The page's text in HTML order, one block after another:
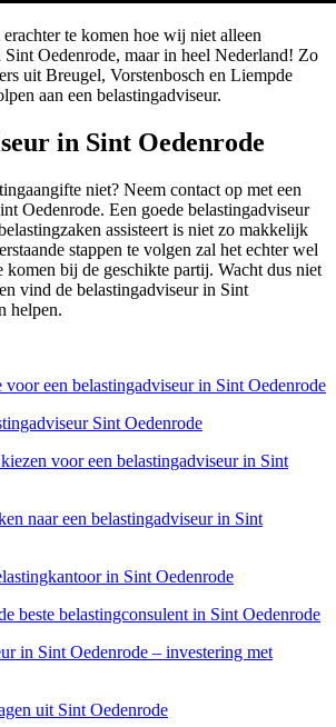
te komen hoe wij niet alleen
Sint Oedenrode, maar in heel Nederland! Zo
uit Breugel, Vorstenbosch en Liempde
aan een belastingadviseur.
in Sint Oedenrode
niet? Neem contact op met een
Oedenrode. Een goede belastingadviseur
assisteert is niet zo makkelijk
stappen te volgen zal het echter wel
bij de geschikte partij. Wacht dus niet
vind de belastingadviseur in Sint
helpen.
voor een belastingadviseur in Sint Oedenrode
Sint Oedenrode
voor een belastingadviseur in Sint
naar een belastingadviseur in Sint
in Sint Oedenrode
beste belastingconsulent in Sint Oedenrode
in Sint Oedenrode – investering met
uit Sint Oedenrode